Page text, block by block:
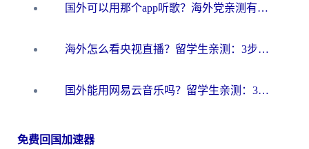
国外可以用那个app听歌？海外党亲测有效的回国加速方案，轻松听国内音乐听书
海外怎么看央视直播？留学生亲测：3步解决版权限制+追剧自由
国外能用网易云音乐吗？留学生亲测：3步解决海外听歌难题
免费回国加速器